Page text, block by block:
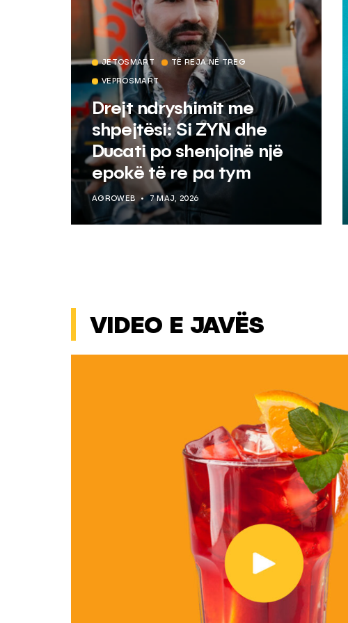
JETOSMART TË REJA NË TREG
VEPROSMART
Drejt ndryshimit me
shpejtësi: Si ZYN dhe
Ducati po shenjojnë një
epokë të re pa tym
AGROWEB 7 MAJ, 2026
VIDEO E JAVËS